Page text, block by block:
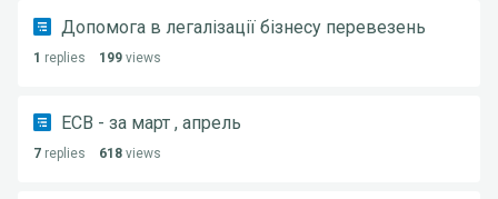
Допомога в легалізації бізнесу перевезень
1 replies 199 views
ЕСВ - за март , апрель
7 replies 618 views